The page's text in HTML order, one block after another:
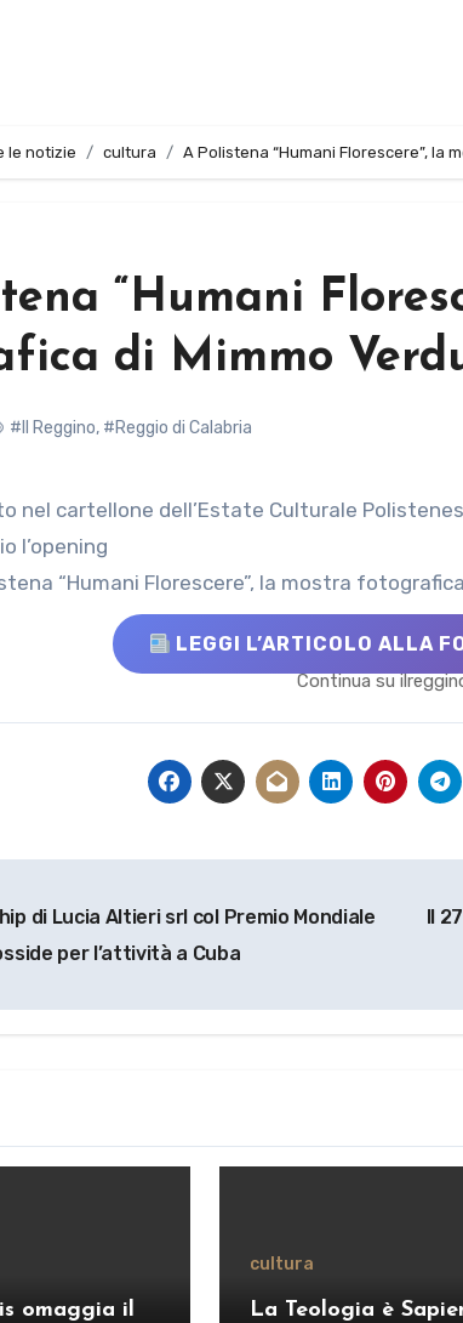
le notizie cultura A Polistena “Humani Florescere”, la
“Humani
di Mimmo
#Il Reggino, #Reggio di Calabria
l’opening
“Humani Florescere”, la mostra
LEGGI L’ARTICOLO ALLA
Continua su
di Lucia Altieri srl col Premio Mondiale
per l’attività a Cuba
Il
omaggia il
cultura
La Teologia è